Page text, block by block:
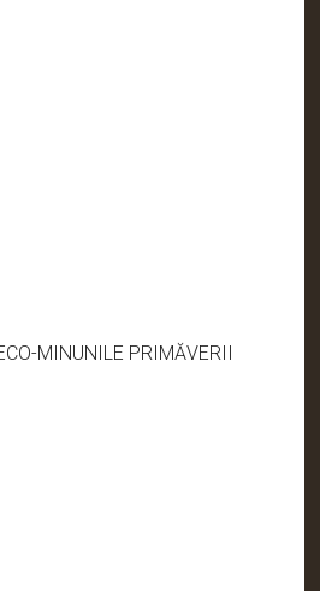
MINUNILE PRIMĂVERII